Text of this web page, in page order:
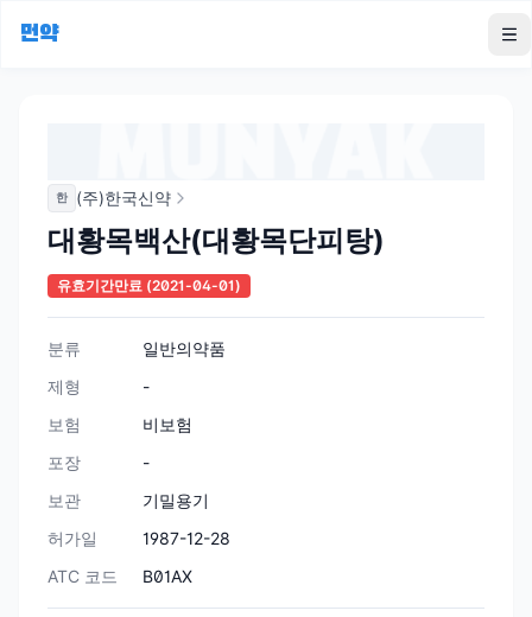
먼약
한 (주)한국신약
대황목백산(대황목단피탕)
유효기간만료 (2021-04-01)
분류
일반의약품
제형
-
보험
비보험
포장
-
보관
기밀용기
허가일
1987-12-28
ATC 코드
B01AX